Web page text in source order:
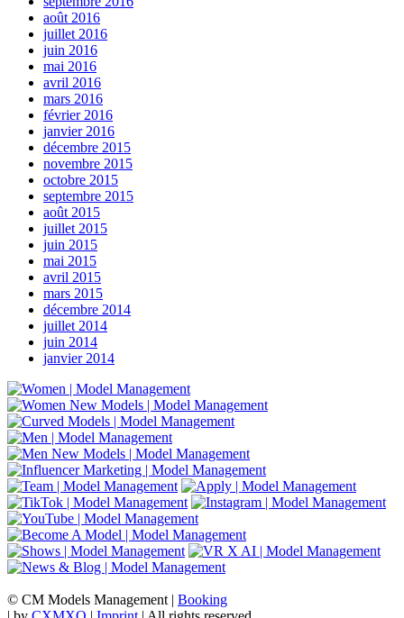
août 2016
juillet 2016
juin 2016
mai 2016
avril 2016
mars 2016
février 2016
janvier 2016
décembre 2015
novembre 2015
octobre 2015
septembre 2015
août 2015
juillet 2015
juin 2015
mai 2015
avril 2015
mars 2015
décembre 2014
juillet 2014
juin 2014
janvier 2014
© CM Models Management | Booking